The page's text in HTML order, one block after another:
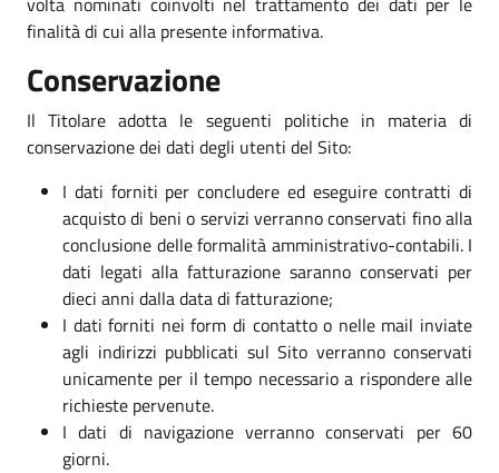
finalità di cui alla presente informativa.
Conservazione
Il Titolare adotta le seguenti politiche in materia di
conservazione dei dati degli utenti del Sito:
I dati forniti per concludere ed eseguire contratti di
acquisto di beni o servizi verranno conservati fino alla
conclusione delle formalità amministrativo-contabili. I
dati legati alla fatturazione saranno conservati per
dieci anni dalla data di fatturazione;
I dati forniti nei form di contatto o nelle mail inviate
agli indirizzi pubblicati sul Sito verranno conservati
unicamente per il tempo necessario a rispondere alle
richieste pervenute.
I dati di navigazione verranno conservati per 60
giorni.